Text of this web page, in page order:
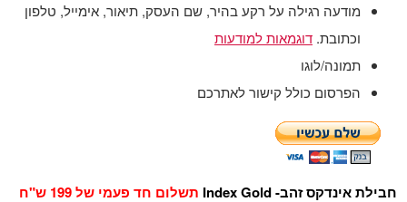
מודעה רגילה על רקע בהיר, שם העסק, תיאור, אימייל, טלפון
וכתובת. דוגמאות למודעות
תמונה/לוגו
הפרסום כולל קישור לאתרכם
חבילת אינדקס זהב- Index Gold
תשלום חד פעמי של 199 ש"ח